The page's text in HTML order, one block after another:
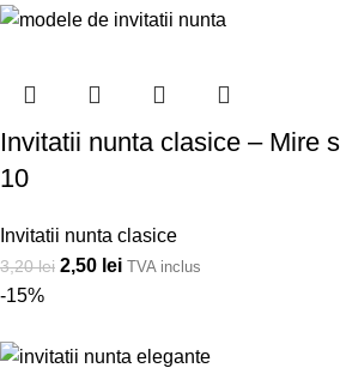
Invitatii nunta clasice – Mire
10
Invitatii nunta clasice
3,20lei 2,50 lei TVA inclus
-15%